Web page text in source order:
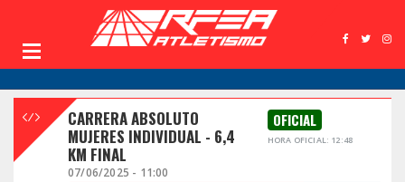
CARRERA ABSOLUTO
MUJERES INDIVIDUAL - 6,4
KM FINAL
OFICIAL
HORA OFICIAL: 12:48
07/06/2025 - 11:00